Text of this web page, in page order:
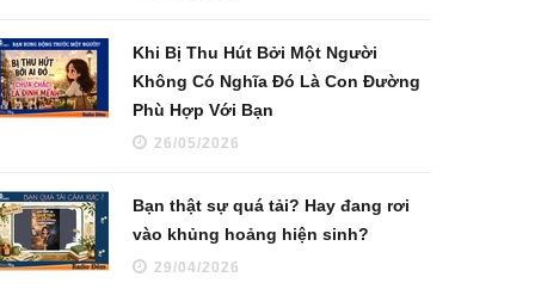
Khi Bị Thu Hút Bởi Một Người
Không Có Nghĩa Đó Là Con Đường
Phù Hợp Với Bạn
26/05/2026
Bạn thật sự quá tải? Hay đang rơi
vào khủng hoảng hiện sinh?
29/04/2026